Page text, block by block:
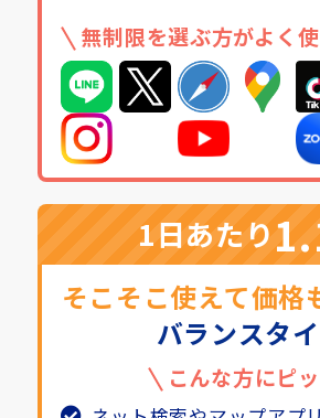
無制限を選ぶ方がよく
1日あたり
そこそこ使えて価格
バランスタイ
こんな方にピ